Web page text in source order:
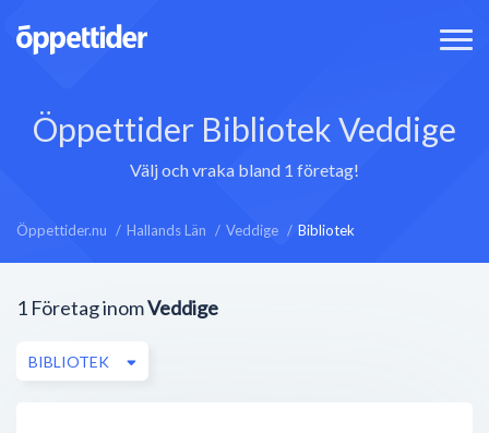
Öppettider Bibliotek Veddige
Välj och vraka bland 1 företag!
Öppettider.nu Hallands Län Veddige Bibliotek
1 Företag inomVeddige
BIBLIOTEK